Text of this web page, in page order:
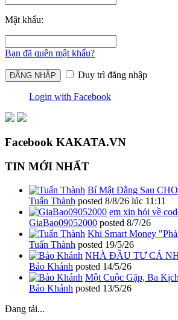
Mật khẩu:
Bạn đã quên mật khẩu?
Duy trì đăng nhập
Login with Facebook
Facebook KAKATA.VN
TIN MỚI NHẤT
Bí Mật Đằng Sau
Tuấn Thành posted 8/8/26 lúc 11:11
em xin hỏi về
GiaBao09052000 posted 8/7/26
Khi Smart Money
Tuấn Thành posted 19/5/26
NHÀ ĐẦU TƯ CÁ
Bảo Khánh posted 14/5/26
Một Cuộc Gặp, Ba
Bảo Khánh posted 13/5/26
Đang tải...